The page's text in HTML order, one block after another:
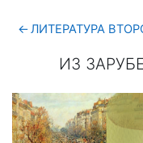
←ЛИТЕРАТУРА
ИЗ
ИЗ